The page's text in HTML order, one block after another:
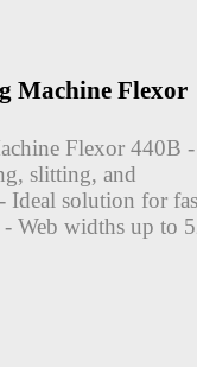
Machine Flexor
Flexor 440B -
slitting, and
Ideal solution for
Web widths up to